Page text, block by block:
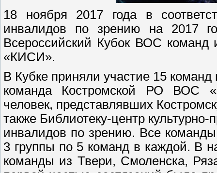
18 ноября 2017 года в
инвалидов по зрению на 2017
Всероссийский Кубок ВОС команд
«КИСИ».
В Кубке приняли участие 15
команда Костромской РО ВОС
человек, представлявших
также Библиотеку-центр
инвалидов по зрению. Все
3 группы по 5 команд в каждой. В
команды из Твери, Смоленска,